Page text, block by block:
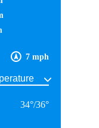
सकते है। ऐसे में उनकी
सकता है।
संभावित
7 mph
34°/36°